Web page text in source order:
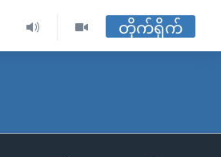
တိုက်ရိုက်